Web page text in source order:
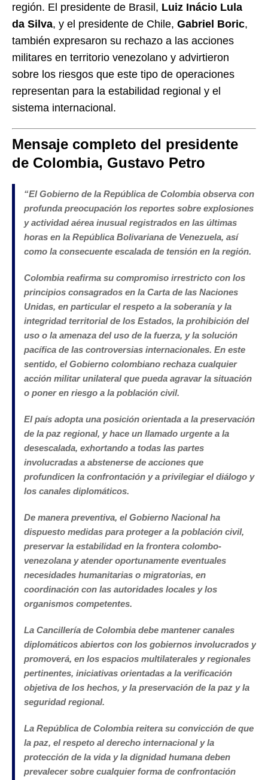
región. El presidente de Brasil, Luiz Inácio Lula
da Silva, y el presidente de Chile, Gabriel Boric,
también expresaron su rechazo a las acciones
militares en territorio venezolano y advirtieron
sobre los riesgos que este tipo de operaciones
representan para la estabilidad regional y el
sistema internacional.
Mensaje completo del presidente
de Colombia, Gustavo Petro
“El Gobierno de la República de Colombia observa con
profunda preocupación los reportes sobre explosiones
y actividad aérea inusual registrados en las últimas
horas en la República Bolivariana de Venezuela, así
como la consecuente escalada de tensión en la región.
Colombia reafirma su compromiso irrestricto con los
principios consagrados en la Carta de las Naciones
Unidas, en particular el respeto a la soberanía y la
integridad territorial de los Estados, la prohibición del
uso o la amenaza del uso de la fuerza, y la solución
pacífica de las controversias internacionales. En este
sentido, el Gobierno colombiano rechaza cualquier
acción militar unilateral que pueda agravar la situación
o poner en riesgo a la población civil.
El país adopta una posición orientada a la preservación
de la paz regional, y hace un llamado urgente a la
desescalada, exhortando a todas las partes
involucradas a abstenerse de acciones que
profundicen la confrontación y a privilegiar el diálogo y
los canales diplomáticos.
De manera preventiva, el Gobierno Nacional ha
dispuesto medidas para proteger a la población civil,
preservar la estabilidad en la frontera colombo-
venezolana y atender oportunamente eventuales
necesidades humanitarias o migratorias, en
coordinación con las autoridades locales y los
organismos competentes.
La Cancillería de Colombia debe mantener canales
diplomáticos abiertos con los gobiernos involucrados y
promoverá, en los espacios multilaterales y regionales
pertinentes, iniciativas orientadas a la verificación
objetiva de los hechos, y la preservación de la paz y la
seguridad regional.
La República de Colombia reitera su convicción de que
la paz, el respeto al derecho internacional y la
protección de la vida y la dignidad humana deben
prevalecer sobre cualquier forma de confrontación